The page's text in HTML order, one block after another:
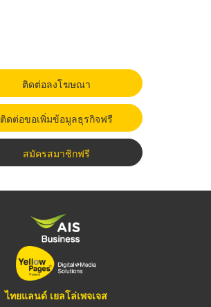
ติดต่อลงโฆษณา
ติดต่อขอเพิ่มข้อมูลธุรกิจฟรี
สมัครสมาชิกฟรี
ไทยแลนด์ เยลโล่เพจเจส